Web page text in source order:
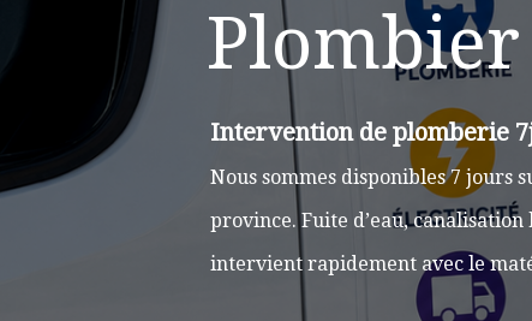
Plombier
Intervention de plomberie
Nous sommes disponibles 7 jours
province. Fuite d’eau,
intervient rapidement avec le